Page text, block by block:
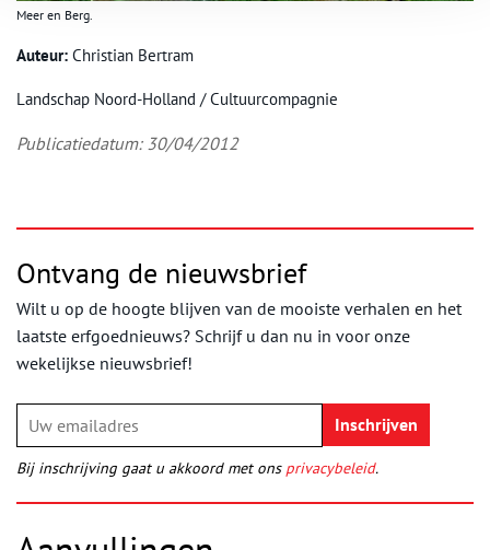
Meer en Berg.
Auteur: Christian Bertram
Landschap Noord-Holland / Cultuurcompagnie
Publicatiedatum: 30/04/2012
Ontvang de nieuwsbrief
Wilt u op de hoogte blijven van de mooiste verhalen en het
laatste erfgoednieuws? Schrijf u dan nu in voor onze
wekelijkse nieuwsbrief!
Bij inschrijving gaat u akkoord met ons privacybeleid.